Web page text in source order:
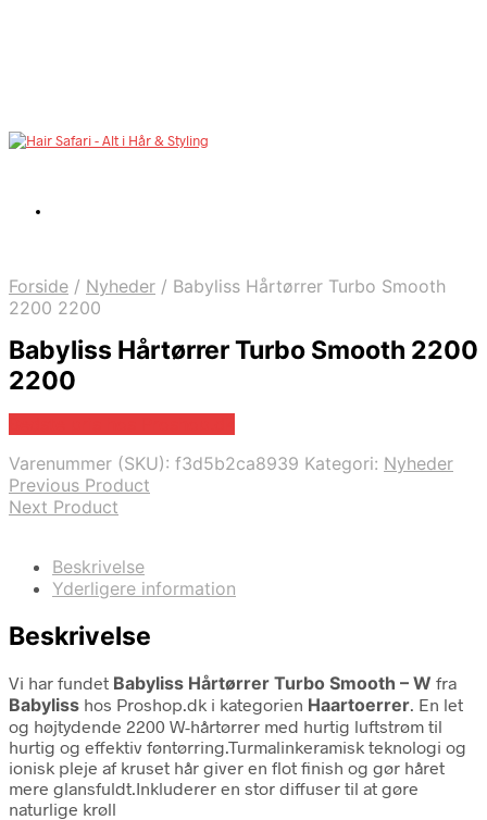
Forside / Nyheder / Babyliss Hårtørrer Turbo Smooth
2200 2200
Babyliss Hårtørrer Turbo Smooth 2200
2200
Varenummer (SKU): f3d5b2ca8939 Kategori: Nyheder
Previous Product
Next Product
Beskrivelse
Yderligere information
Beskrivelse
Vi har fundet Babyliss Hårtørrer Turbo Smooth – W fra
Babyliss hos Proshop.dk i kategorien Haartoerrer. En let
og højtydende 2200 W-hårtørrer med hurtig luftstrøm til
hurtig og effektiv føntørring.Turmalinkeramisk teknologi og
ionisk pleje af kruset hår giver en flot finish og gør håret
mere glansfuldt.Inkluderer en stor diffuser til at gøre
naturlige krøll